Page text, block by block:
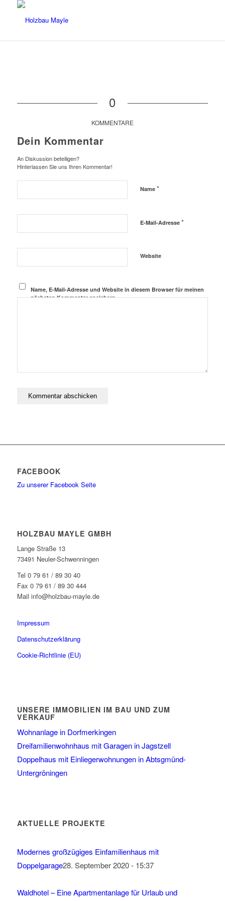
0
KOMMENTARE
Dein Kommentar
An Diskussion beteiligen?
Hinterlassen Sie uns Ihren Kommentar!
Name *
E-Mail-Adresse *
Website
Name, E-Mail-Adresse und Website in diesem Browser für meinen
nächsten Kommentar speichern.
FACEBOOK
Zu unserer Facebook Seite
HOLZBAU MAYLE GMBH
Lange Straße 13
73491 Neuler-Schwenningen
Tel 0 79 61 / 89 30 40
Fax 0 79 61 / 89 30 444
Mail info@holzbau-mayle.de
Impressum
Datenschutzerklärung
Cookie-Richtlinie (EU)
UNSERE IMMOBILIEN IM BAU UND ZUM
VERKAUF
Wohnanlage in Dorfmerkingen
Dreifamilienwohnhaus mit Garagen in Jagstzell
Doppelhaus mit Einliegerwohnungen in Abtsgmünd-
Untergröningen
AKTUELLE PROJEKTE
Modernes großzügiges Einfamilienhaus mit
Doppelgarage28. September 2020 - 15:37
Waldhotel – Eine Apartmentanlage für Urlaub und